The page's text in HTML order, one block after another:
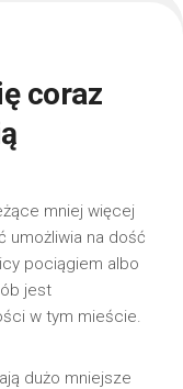
coraz
mniej więcej
umożliwia na dość
pociągiem albo
jest
w tym mieście.
dużo mniejsze